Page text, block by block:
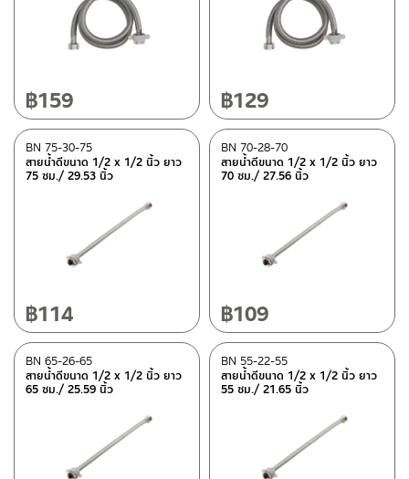
ก๊อกซิงค์อ่างล้างจาน
สายน้ำดี(17)
วาล์วลอย
เรนชาวเวอร์(3)
ท่อน้ำทิ้ง(4)
สะดืออ่าง (6)
วาล์วขับล้างโถปัสสาวะชาย
ซิงค์
ดูรายละเอียดวัสดุแยกชิ้น ในรายละเอียดวัสดุ(54)
อลูมิเนียม
฿159 ฿129
สายน้ำดีขนาด 1/2 x 1/2 นิ้ว ยาว
75 ซม./ 29.53 นิ้ว
BN 75-30-75
฿114
สายน้ำดีขนาด 1/2 x 1/2 นิ้ว ยาว
70 ซม./ 27.56 นิ้ว
BN 70-28-70
฿109
สายน้ำดีขนาด 1/2 x 1/2 นิ้ว ยาว
65 ซม./ 25.59 นิ้ว
BN 65-26-65
สายน้ำดีขนาด 1/2 x 1/2 นิ้ว ยาว
55 ซม./ 21.65 นิ้ว
BN 55-22-55